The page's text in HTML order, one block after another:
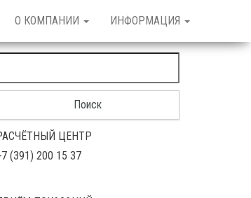
О КОМПАНИИ ИНФОРМАЦИЯ
ЦЕНТР
(391) 200 15 37